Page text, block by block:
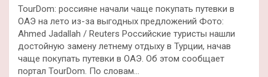
TourDom: россияне начали чаще покупать путевки в
ОАЭ на лето из-за выгодных предложений Фото:
Ahmed Jadallah / Reuters Российские туристы нашли
достойную замену летнему отдыху в Турции, начав
чаще покупать путевки в ОАЭ. Об этом сообщает
портал TourDom. По словам…